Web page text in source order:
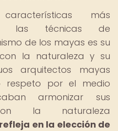
más
las técnicas de
de los mayas es su
la naturaleza y su
arquitectos mayas
respeto por el medio
armonizar sus
la naturaleza
en la elección de